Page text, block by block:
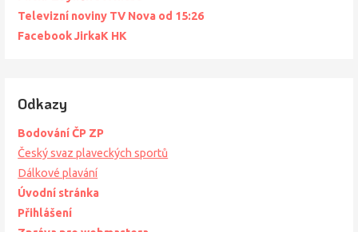
Televizní noviny TV Nova od 15:26
Facebook JirkaK HK
Odkazy
Bodování ČP ZP
Český svaz plaveckých sportů
Dálkové plavání
Úvodní stránka
Přihlášení